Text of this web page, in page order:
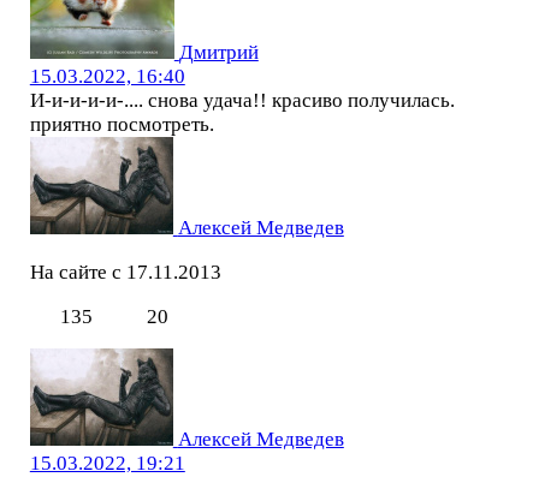
Дмитрий
15.03.2022, 16:40
И-и-и-и-и-.... снова удача!! красиво получилась.
приятно посмотреть.
Алексей Медведев
На сайте с 17.11.2013
135
20
Алексей Медведев
15.03.2022, 19:21